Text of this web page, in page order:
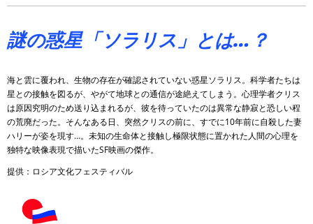
謎の惑星「ソラリス」とは…？
海と雲に覆われ、生物の存在が確認されていない惑星ソラリス。科学者たちは
星との接触を図るが、やがて地球との通信が途絶えてしまう。心理学者クリス
は原因究明のため送り込まれるが、彼を待っていたのは異常な静寂と恐しい程
の荒廃だった。そんなある日、突然クリスの前に、すでに10年前に自殺した妻
ハリーが姿を現す…。未知の生命体と接触し極限状態に置かれた人間の心理を
独特な映像表現で描いたSF映画の傑作。
提供：ロシア文化フェスティバル